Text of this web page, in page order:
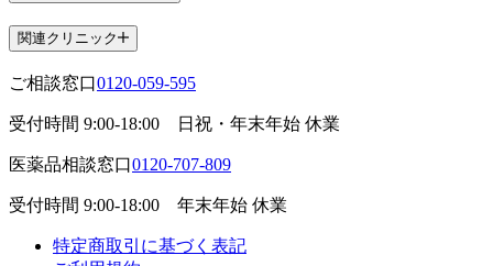
関連クリニック
ご相談窓口0120-059-595
受付時間 9:00-18:00 日祝・年末年始 休業
医薬品相談窓口0120-707-809
受付時間 9:00-18:00 年末年始 休業
特定商取引に基づく表記